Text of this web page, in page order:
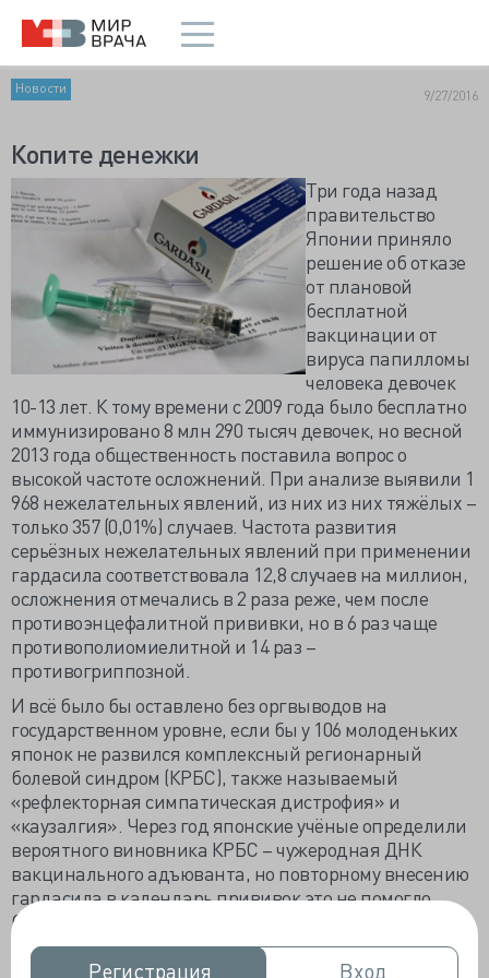
Регистрация
Регистрация Вход
Вход
Новости 9/27/2016
Копите денежки
Три года назад
правительство
Японии приняло
решение об отказе
от плановой
бесплатной
вакцинации от
вируса папилломы
человека девочек
10-13 лет. К тому времени с 2009 года было бесплатно
иммунизировано 8 млн 290 тысяч девочек, но весной
2013 года общественность поставила вопрос о
высокой частоте осложнений. При анализе выявили 1
968 нежелательных явлений, из них из них тяжёлых –
только 357 (0,01%) случаев. Частота развития
серьёзных нежелательных явлений при применении
гардасила соответствовала 12,8 случаев на миллион,
осложнения отмечались в 2 раза реже, чем после
противоэнцефалитной прививки, но в 6 раз чаще
противополиомиелитной и 14 раз –
противогриппозной.
И всё было бы оставлено без оргвыводов на
государственном уровне, если бы у 106 молоденьких
японок не развился комплексный регионарный
болевой синдром (КРБС), также называемый
«рефлекторная симпатическая дистрофия» и
«каузалгия». Через год японские учёные определили
вероятного виновника КРБС – чужеродная ДНК
вакцинального адъюванта, но повторному внесению
гардасила в календарь прививок это не помогло.
Сегодня учёные Университета Осаки бьют тревогу: по
предварительным подсчётам без вакцинации от ВПЧ
55% вступивших в половую жизнь 19-летних и 65%